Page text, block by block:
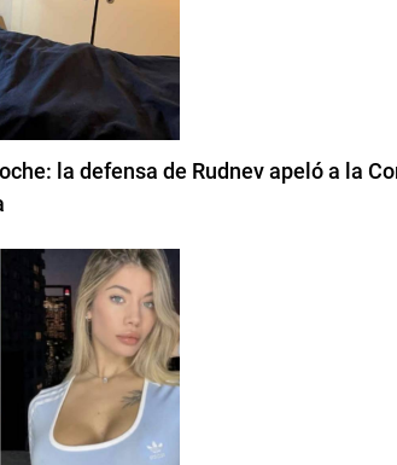
la defensa de Rudnev apeló a la